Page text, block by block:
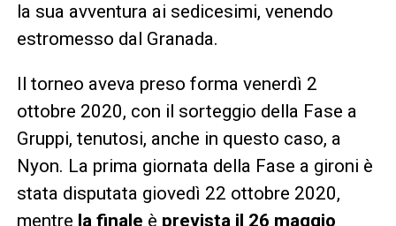
la sua avventura ai sedicesimi, venendo
estromesso dal Granada.
Il torneo aveva preso forma venerdì 2
ottobre 2020, con il sorteggio della Fase a
Gruppi, tenutosi, anche in questo caso, a
Nyon. La prima giornata della Fase a gironi è
stata disputata giovedì 22 ottobre 2020,
mentre la finale è prevista il 26 maggio